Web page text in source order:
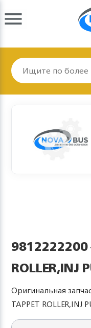
9812222200
ROLLER,INJ
Оригинальная
TAPPET ROLLER,INJ